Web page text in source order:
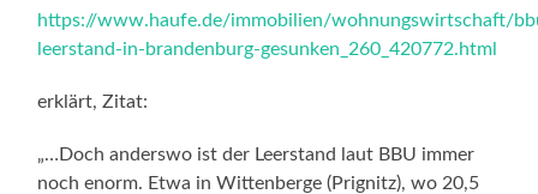
https://www.haufe.de/immobilien/wohnungswirtschaft/
leerstand-in-brandenburg-gesunken_260_420772.html
erklärt, Zitat:
„…Doch anderswo ist der Leerstand laut BBU immer
noch enorm. Etwa in Wittenberge (Prignitz), wo 20,5